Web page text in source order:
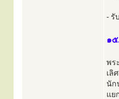
- รั
๑
พร
เลิ
นัก
แย